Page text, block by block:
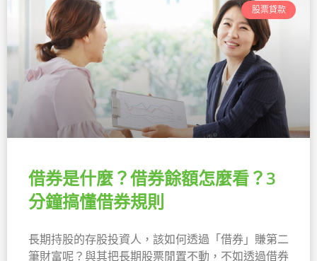
股票貸款
借券是什麼？借券餘額怎麼看？3
分鐘搞懂借券規則
長期持股的存股投資人，該如何透過「借券」賺第二
筆財富呢？與其把長期股票閒置不動，不如透過借券